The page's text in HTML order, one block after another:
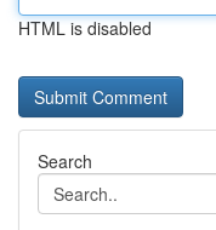
HTML is disabled
Search